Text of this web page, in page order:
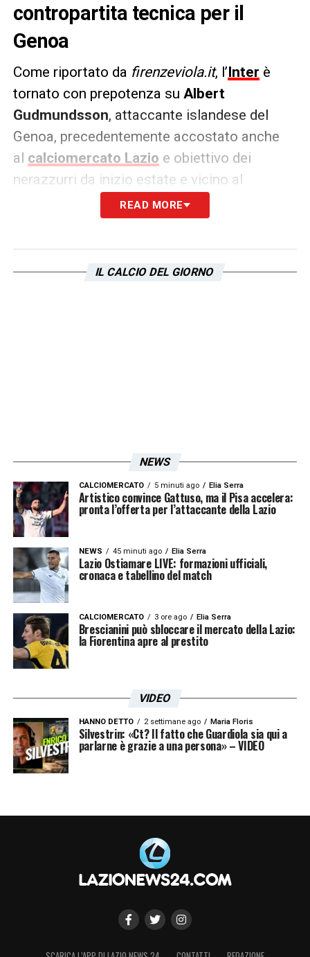
contropartita tecnica per il
Genoa
Come riportato da firenzeviola.it, l’Inter è
tornato con prepotenza su Albert
Gudmundsson, attaccante islandese del
Genoa, precedentemente accostato anche
al calciomercato Lazio e obiettivo dei
nerazzurri da inizio estate e vicino al
trasferimento allaFiorentina
incontro interlocutorio per capire se ci siano
READ MORE
IL CALCIO DEL GIORNO
NEWS
CALCIOMERCATO 5 minuti ago Elia Serra
Artistico convince Gattuso, ma il Pisa accelera:
pronta l’offerta per l’attaccante della Lazio
NEWS 45 minuti ago Elia Serra
Lazio Ostiamare LIVE: formazioni ufficiali,
cronaca e tabellino del match
CALCIOMERCATO 3 ore ago Elia Serra
Brescianini può sbloccare il mercato della Lazio:
la Fiorentina apre al prestito
VIDEO
HANNO DETTO 2 settimane ago Maria Floris
Silvestrin: «Ct? Il fatto che Guardiola sia qui a
parlarne è grazie a una persona» – VIDEO